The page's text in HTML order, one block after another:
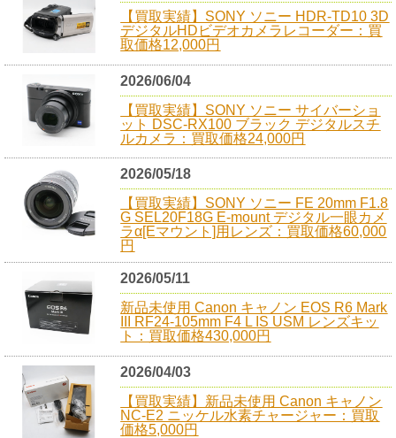
【買取実績】SONY ソニー HDR-TD10 3D
デジタルHDビデオカメラレコーダー：買
取価格12,000円
2026/06/04
【買取実績】SONY ソニー サイバーショ
ット DSC-RX100 ブラック デジタルスチ
ルカメラ：買取価格24,000円
2026/05/18
【買取実績】SONY ソニー FE 20mm F1.8
G SEL20F18G E-mount デジタル一眼カメ
ラα[Eマウント]用レンズ：買取価格60,000
円
2026/05/11
新品未使用 Canon キャノン EOS R6 Mark
III RF24-105mm F4 L IS USM レンズキッ
ト：買取価格430,000円
2026/04/03
【買取実績】新品未使用 Canon キャノン
NC-E2 ニッケル水素チャージャー：買取
価格5,000円